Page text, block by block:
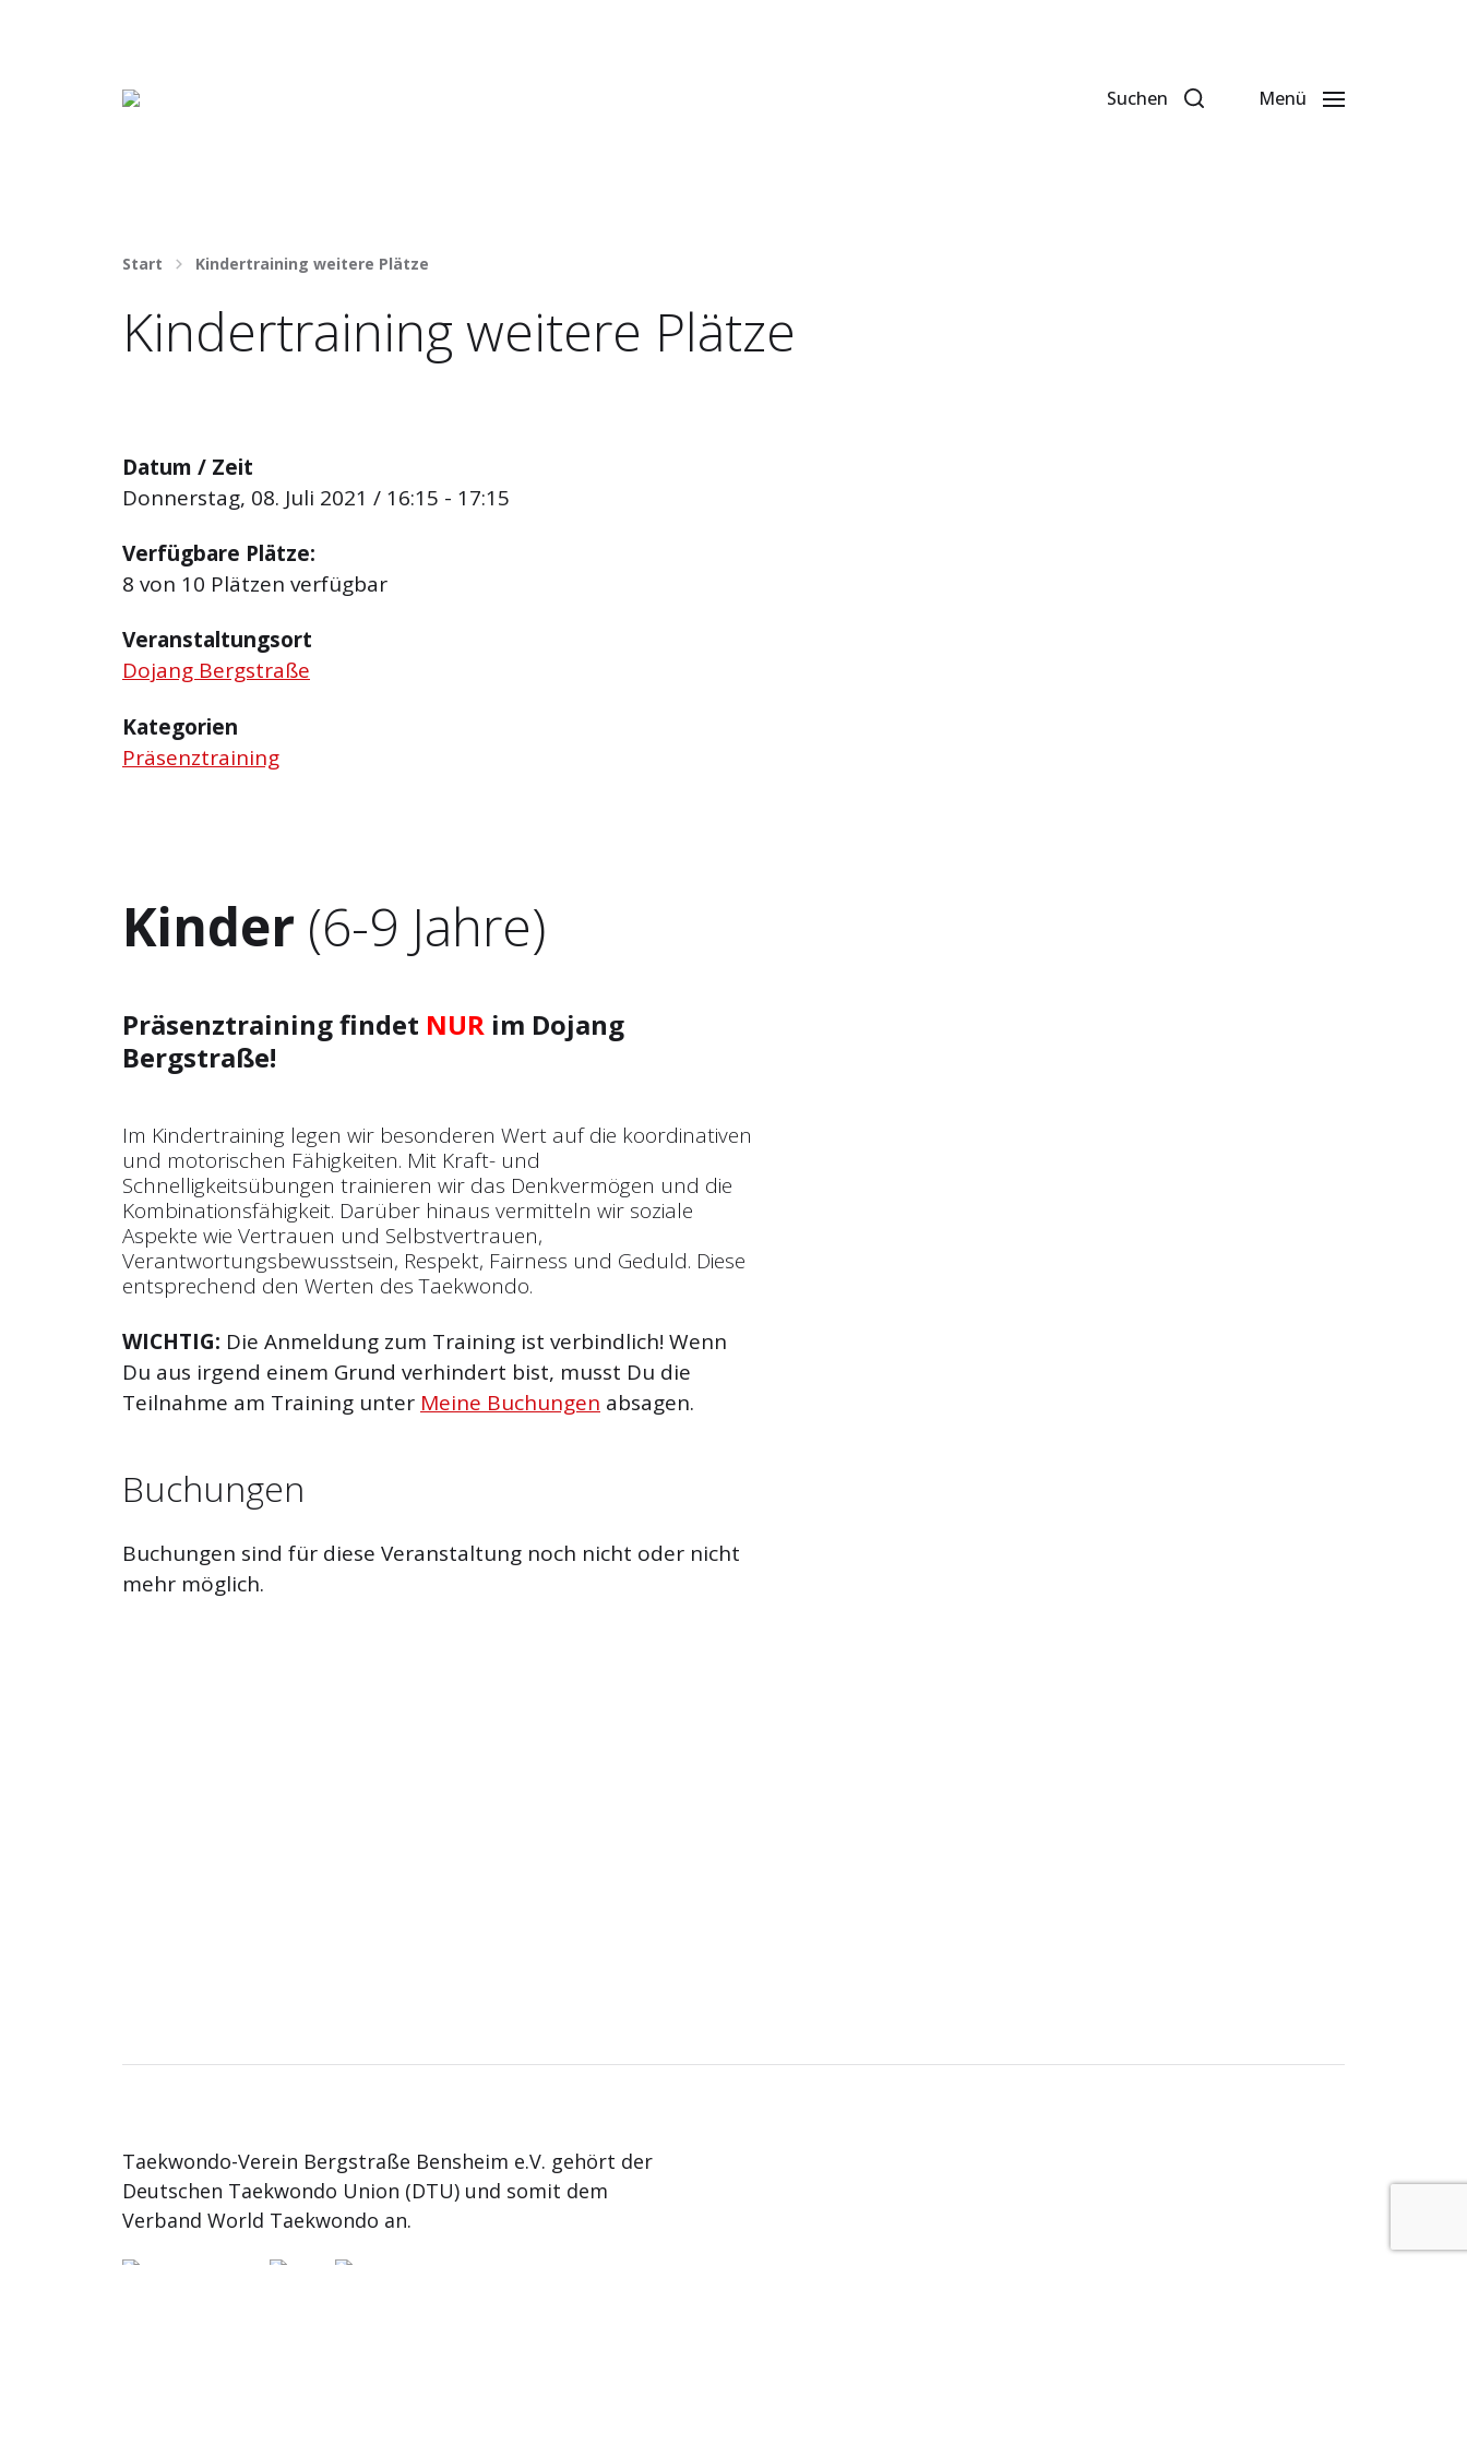
Häng nicht rum. Mach was draus! Suchen Menü
Start Kindertraining weitere Plätze
Kindertraining weitere Plätze
Datum / Zeit
Donnerstag, 08. Juli 2021 / 16:15 - 17:15
Verfügbare Plätze:
8 von 10 Plätzen verfügbar
Veranstaltungsort
Dojang Bergstraße
Kategorien
Präsenztraining
Kinder (6-9 Jahre)
Präsenztraining findet NUR im Dojang
Bergstraße!
Im Kindertraining legen wir besonderen Wert auf die koordinativen
und motorischen Fähigkeiten. Mit Kraft- und
Schnelligkeitsübungen trainieren wir das Denkvermögen und die
Kombinationsfähigkeit. Darüber hinaus vermitteln wir soziale
Aspekte wie Vertrauen und Selbst­vertrauen,
Verantwortungsbewusstsein, Respekt, Fairness und Geduld. Diese
entsprechend den Werten des Taekwondo.
WICHTIG: Die Anmeldung zum Training ist verbindlich! Wenn
Du aus irgend einem Grund verhindert bist, musst Du die
Teilnahme am Training unter Meine Buchungen absagen.
Buchungen
Buchungen sind für diese Veranstaltung noch nicht oder nicht
mehr möglich.
Taekwondo-Verein Bergstraße Bensheim e.V. gehört der
Deutschen Taekwondo Union (DTU) und somit dem
Verband World Taekwondo an.